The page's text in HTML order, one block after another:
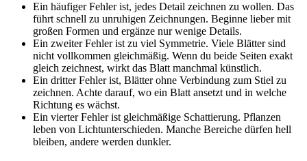
Ein häufiger Fehler ist, jedes Detail zeichnen zu wollen. Das
führt schnell zu unruhigen Zeichnungen. Beginne lieber mit
großen Formen und ergänze nur wenige Details.
Ein zweiter Fehler ist zu viel Symmetrie. Viele Blätter sind
nicht vollkommen gleichmäßig. Wenn du beide Seiten exakt
gleich zeichnest, wirkt das Blatt manchmal künstlich.
Ein dritter Fehler ist, Blätter ohne Verbindung zum Stiel zu
zeichnen. Achte darauf, wo ein Blatt ansetzt und in welche
Richtung es wächst.
Ein vierter Fehler ist gleichmäßige Schattierung. Pflanzen
leben von Lichtunterschieden. Manche Bereiche dürfen hell
bleiben, andere werden dunkler.